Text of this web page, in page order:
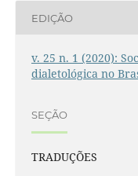
EDIÇÃO
v. 25 n. 1 (2020):
dialetológica no
SEÇÃO
TRADUÇÕES